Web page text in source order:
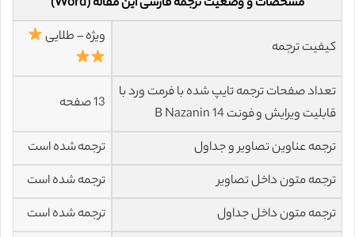
کیفیت ترجمه
ویژه – طلایی
تعداد صفحات ترجمه تایپ شده با فرمت ورد با
قابلیت ویرایش و فونت 14 B Nazanin
13 صفحه
ترجمه عناوین تصاویر و جداول
ترجمه شده است
ترجمه متون داخل تصاویر
ترجمه شده است
ترجمه متون داخل جداول
ترجمه شده است